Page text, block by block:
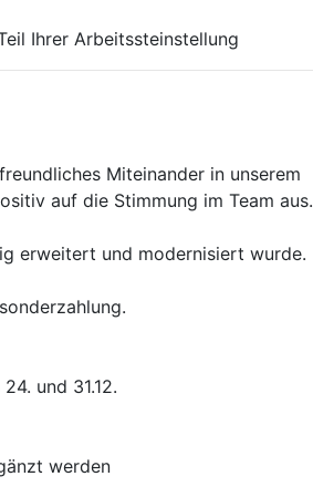
Ihrer Arbeitssteinstellung
Miteinander in unserem
auf die Stimmung im Team aus.
erweitert und modernisiert wurde.
und 31.12.
werden